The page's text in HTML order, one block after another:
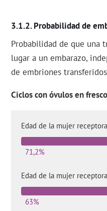
Probabilidad de
Probabilidad de que una
lugar a un embarazo,
de embriones
Ciclos con óvulos en fresco
Edad de la mujer
71,2%
Edad de la mujer
63%